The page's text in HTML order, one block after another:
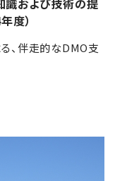
識および技術の提
度）
、伴走的なDMO支